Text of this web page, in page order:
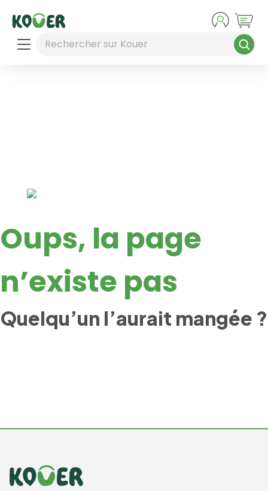
Rechercher sur Kouer
Oups, la page
n’existe pas
Quelqu’un l’aurait mangée ?
Informations de contact